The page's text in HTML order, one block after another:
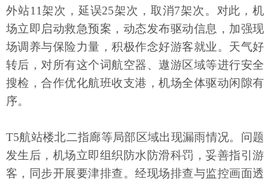
外站11架次，延误25架次，取消7架次。对此，机
场立即启动救急预案，动态发布驱动信息，加强现
场调养与保险力量，积极作念好游客就业。天气好
转后，对所有这个词航空器、遨游区域等进行安全
搜检，合作优化航班收支港，机场全体驱动闲隙有
序。
T5航站楼北二指廊等局部区域出现漏雨情况。问题
发生后，机场立即组织防水防滑科罚，妥善指引游
客，同步开展要津排查。经现场排查与监控画面透